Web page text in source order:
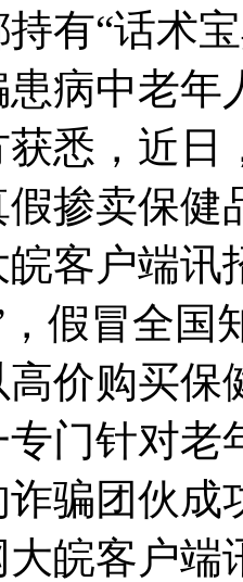
有“话术
患病中老
悉，近日
掺卖保健
客户端
假冒全国
高价购买
门针对老
诈骗团伙成
皖客户端